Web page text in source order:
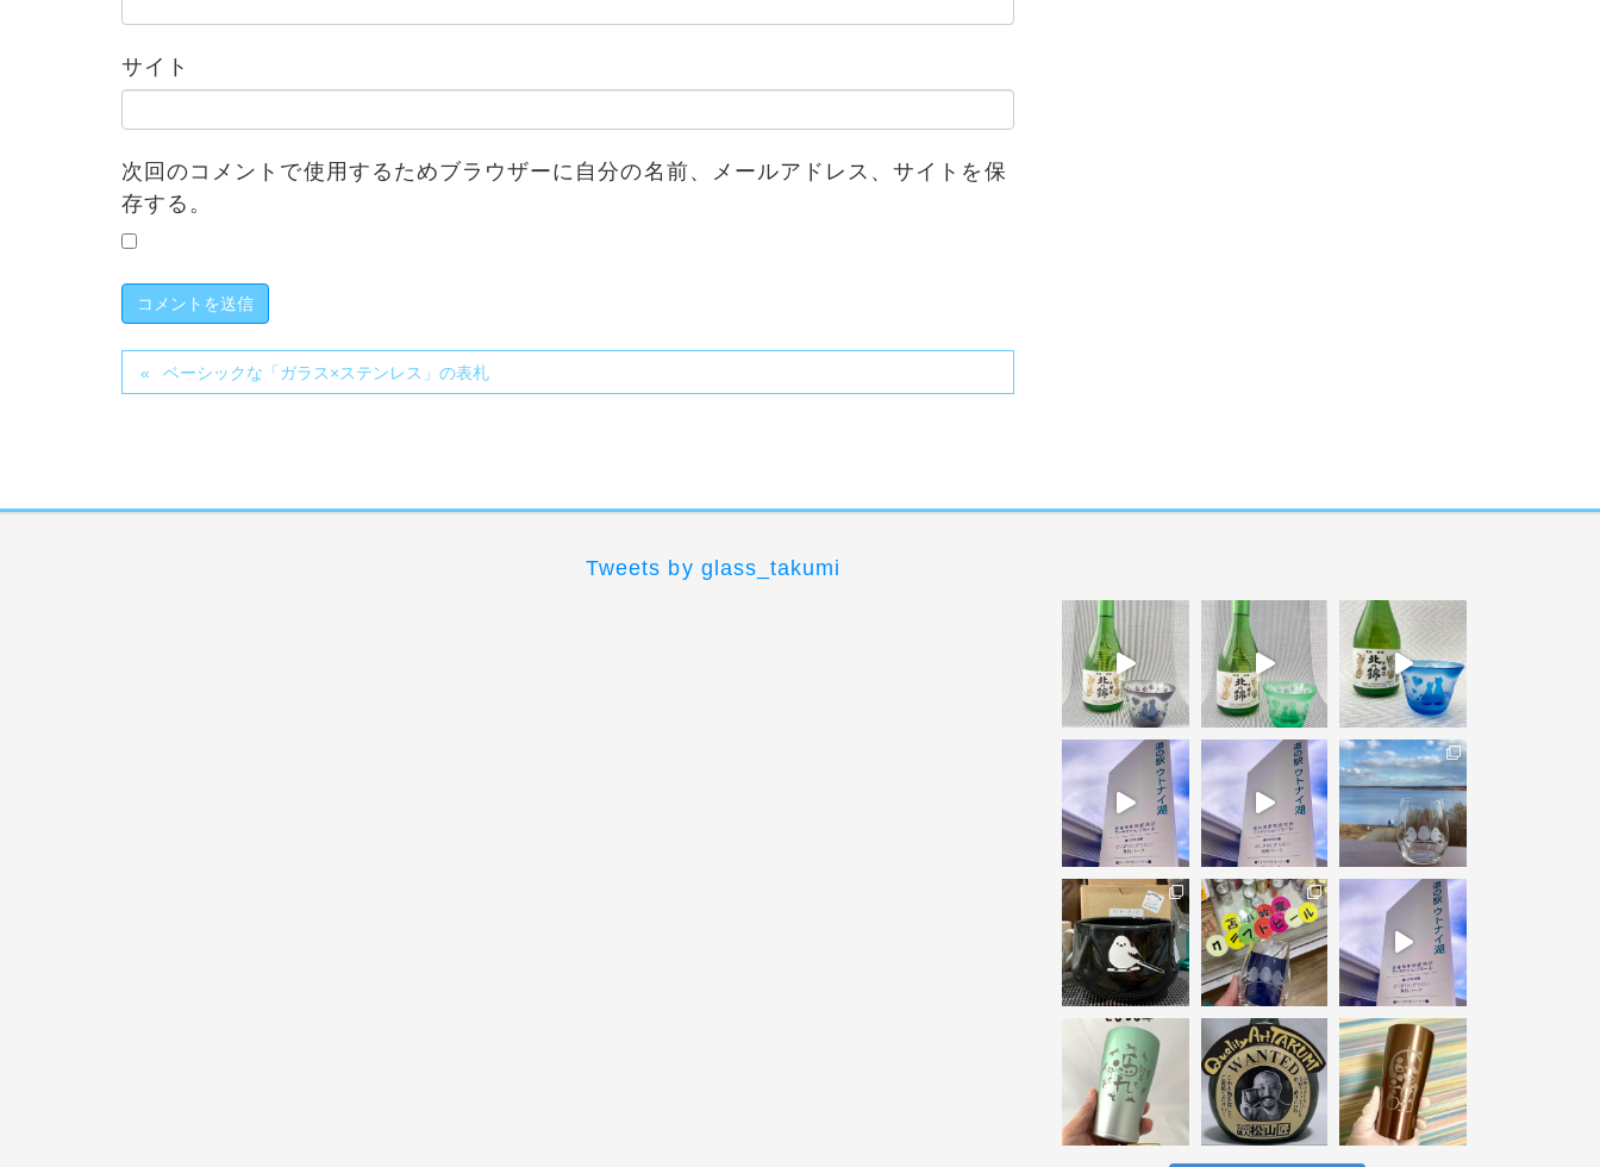
サイト
次回のコメントで使用するためブラウザーに自分の名前、メールアドレス、サイトを保
存する。
ベーシックな「ガラス×ステンレス」の表札
Tweets by glass_takumi